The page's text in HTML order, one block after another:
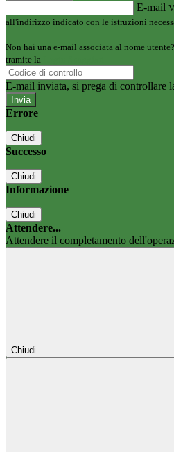
E-mail
all'indirizzo indicato con le istruzioni
Non hai una e-mail associata al nome
tramite la
E-mail inviata, si prega di controllare
Errore
Chiudi
Successo
Chiudi
Informazione
Chiudi
Attendere...
Attendere il completamento
Chiudi